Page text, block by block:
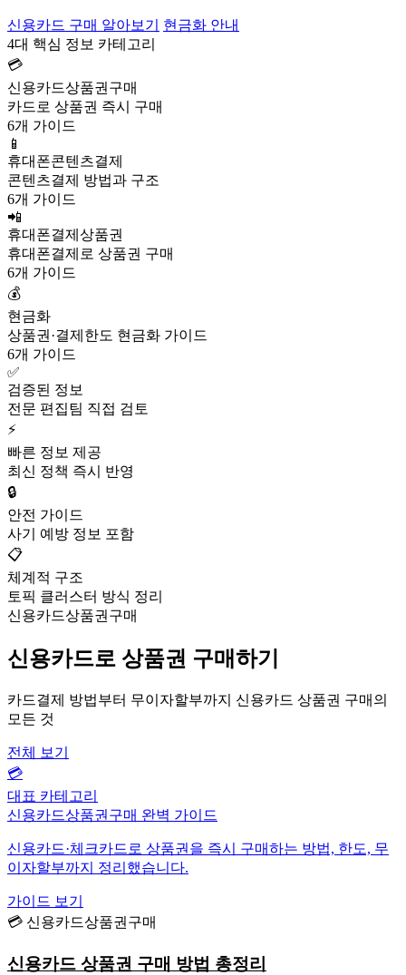
신용카드 구매 알아보기
현금화 안내
4대 핵심 정보 카테고리
💳
신용카드상품권구매
카드로 상품권 즉시 구매
6개 가이드
📱
휴대폰콘텐츠결제
콘텐츠결제 방법과 구조
6개 가이드
📲
휴대폰결제상품권
휴대폰결제로 상품권 구매
6개 가이드
💰
현금화
상품권·결제한도 현금화 가이드
6개 가이드
✅
검증된 정보
전문 편집팀 직접 검토
⚡
빠른 정보 제공
최신 정책 즉시 반영
🔒
안전 가이드
사기 예방 정보 포함
📋
체계적 구조
토픽 클러스터 방식 정리
신용카드상품권구매
신용카드로 상품권 구매하기
카드결제 방법부터 무이자할부까지 신용카드 상품권 구매의
모든 것
전체 보기
💳
대표 카테고리
신용카드상품권구매 완벽 가이드
신용카드·체크카드로 상품권을 즉시 구매하는 방법, 한도, 무
이자할부까지 정리했습니다.
가이드 보기
💳 신용카드상품권구매
신용카드 상품권 구매 방법 총정리